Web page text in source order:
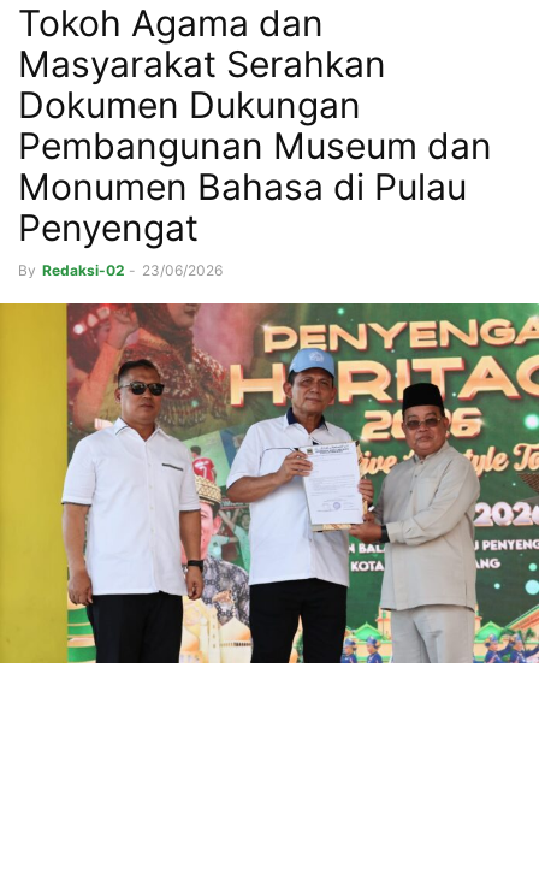
Tokoh Agama dan
Masyarakat Serahkan
Dokumen Dukungan
Pembangunan Museum dan
Monumen Bahasa di Pulau
Penyengat
By Redaksi-02 - 23/06/2026